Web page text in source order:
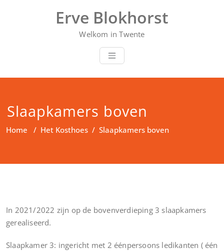
Erve Blokhorst
Welkom in Twente
Slaapkamers boven
Home / Het Kosthoes / Slaapkamers boven
In 2021/2022 zijn op de bovenverdieping 3 slaapkamers
gerealiseerd.
Slaapkamer 3: ingericht met 2 éénpersoons ledikanten ( één